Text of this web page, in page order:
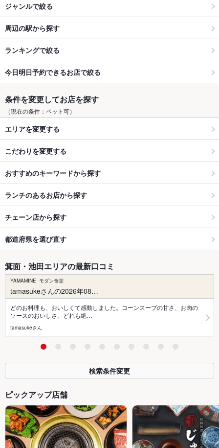
ジャンルで絞る
周辺の駅から探す
ランキングで絞る
今日明日予約できるお店で絞る
条件を変更してお店を探す
（現在の条件：ペット可）
エリアを変更する
こだわりを変更する
おすすめのキーワードから探す
ランチのあるお店から探す
チェーン店から探す
都道府県を選び直す
箕面・池田エリアの最新口コミ
YAMAMINE モダン食堂
tamasukeさんの2026年08…
どのお料理も、おいしくて感動しました。コーンスープの甘さ、お肉の
ソースのおいしさ、どれも絶…
tamasukeさん
検索条件変更
ピックアップ店舗